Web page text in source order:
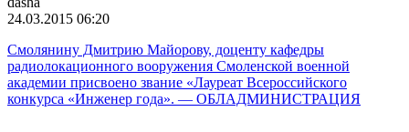
24.03.2015 06:20
Смолянину Дмитрию Майорову, доценту кафедры
радиолокационного вооружения Смоленской военной
академии присвоено звание «Лауреат Всероссийского
конкурса «Инженер года». — ОБЛАДМИНИСТРАЦИЯ